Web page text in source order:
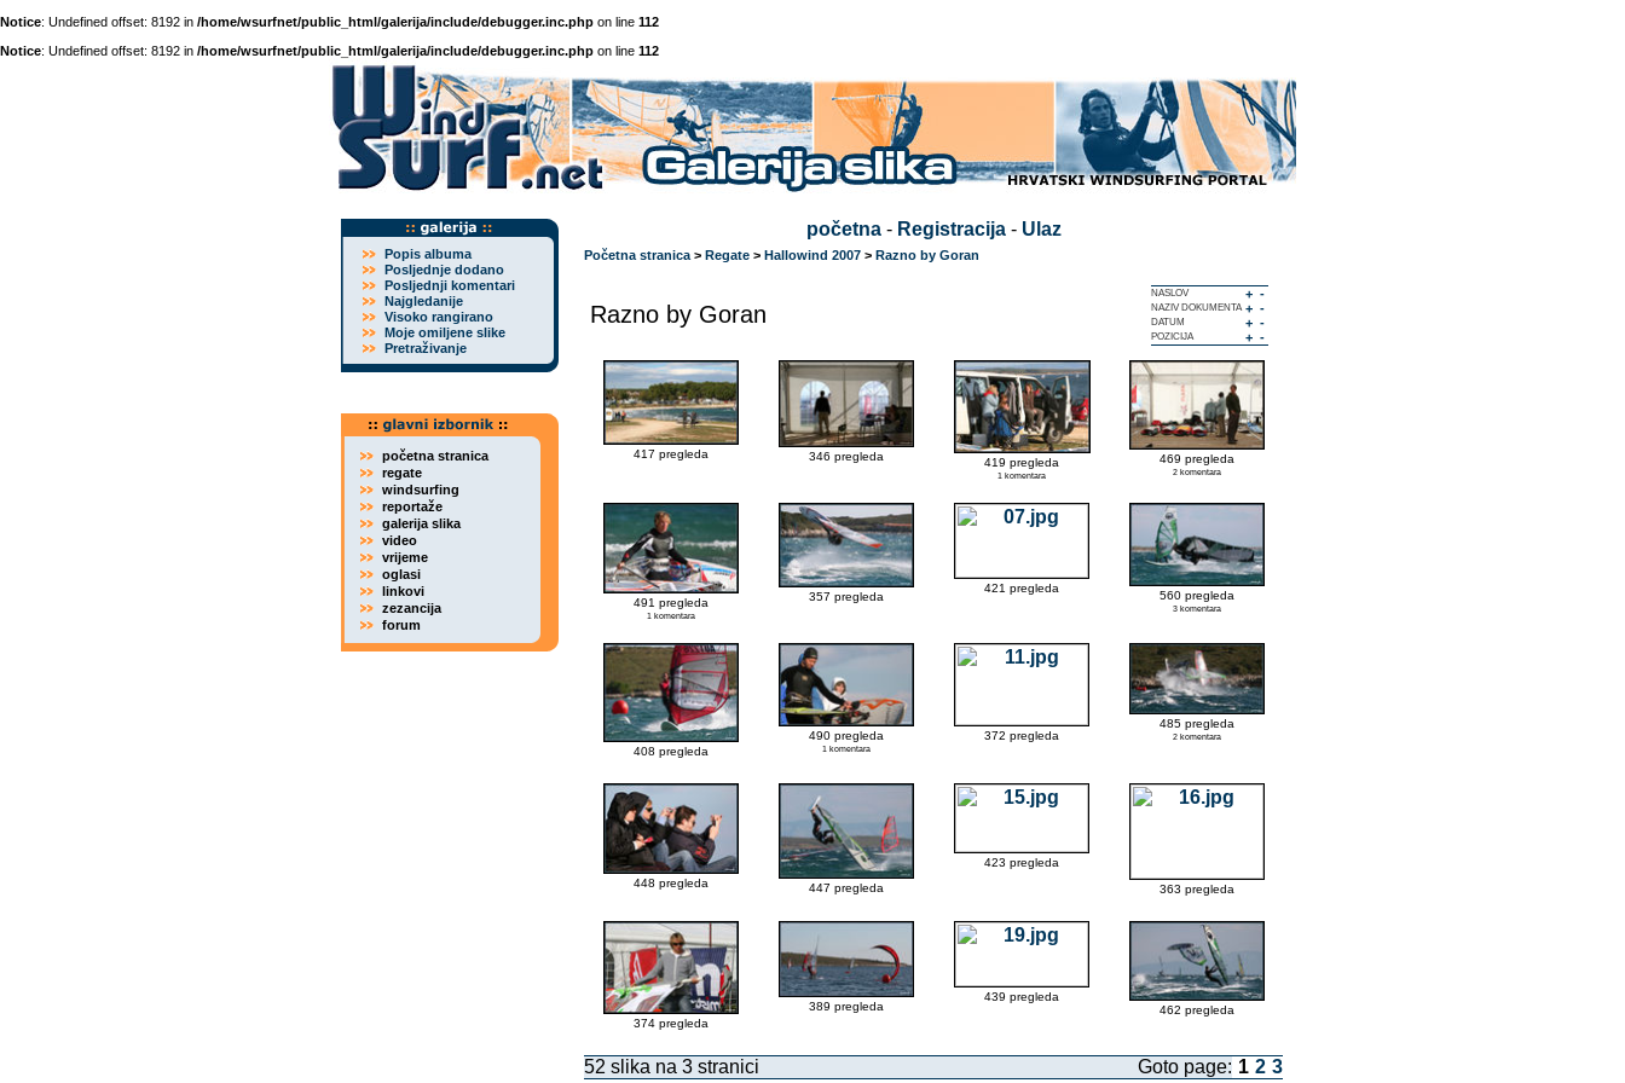
Notice: Undefined offset: 8192 in /home/wsurfnet/public_html/galerija/include/debugger.inc.php on line 112
Notice: Undefined offset: 8192 in /home/wsurfnet/public_html/galerija/include/debugger.inc.php on line 112
Popis albuma
Posljednje dodano
Posljednji komentari
Najgledanije
Visoko rangirano
Moje omiljene slike
Pretraživanje
početna stranica
regate
windsurfing
reportaže
galerija slika
video
vrijeme
oglasi
linkovi
zezancija
forum
početna- Registracija- Ulaz
Početna stranica > Regate > Hallowind 2007 > Razno by Goran
Razno by Goran
NASLOV + -
NAZIV DOKUMENTA+ -
DATUM + -
POZICIJA + -
417 pregleda 346 pregleda 419 pregleda
1 komentara
469 pregleda
2 komentara
491 pregleda
1 komentara
357 pregleda
421 pregleda
560 pregleda
3 komentara
408 pregleda
490 pregleda
1 komentara
372 pregleda
485 pregleda
2 komentara
448 pregleda 447 pregleda
423 pregleda
363 pregleda
374 pregleda
389 pregleda
439 pregleda
462 pregleda
52 slika na 3 stranici Goto page: 1 2 3